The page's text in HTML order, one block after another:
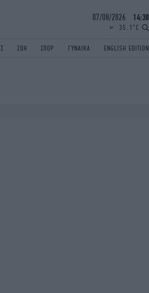
07/08/2026 14:30
35.1°C
ΖΩΗ ΣΠΟΡ ΓΥΝΑΙΚΑ ENGLISH EDITION